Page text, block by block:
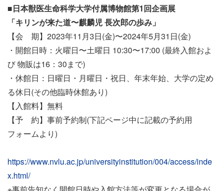
■日本獣医生命科学大学付属博物館第1回企画展
「キリンが来た道〜麒麟児長次郎の歩み」
【会 期】2023年11月3日(金)〜2024年5月31日(金)
・開館日時：火曜日〜土曜日 10:30〜17:00 (最終入館およ
び 物販は16：30まで)
・休館日：日曜日・月曜日・祝日、年末年始、大学の定め
る休日(その他臨時休館あり)
【入館料】無料
【予 約】事前予約制(下記ページ中に記載の予約用
フォームより)
https://www.nvlu.ac.jp/universityinstitution/004/access/inde
x.html/